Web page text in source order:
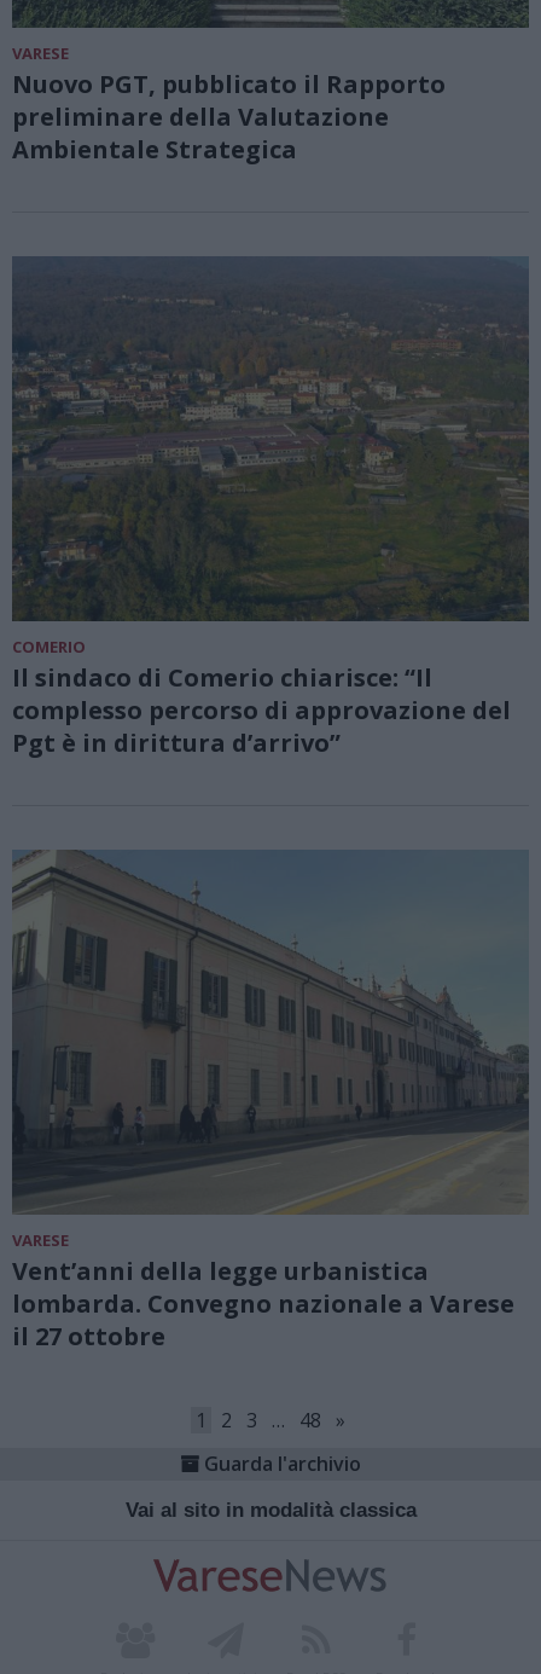
VARESE
Nuovo PGT, pubblicato il Rapporto
preliminare della Valutazione
Ambientale Strategica
COMERIO
Il sindaco di Comerio chiarisce: “Il
complesso percorso di approvazione del
Pgt è in dirittura d’arrivo”
VARESE
Vent’anni della legge urbanistica
lombarda. Convegno nazionale a Varese
il 27 ottobre
1 2 3 … 48
»
Guarda l'archivio
Vai al sito in modalità classica